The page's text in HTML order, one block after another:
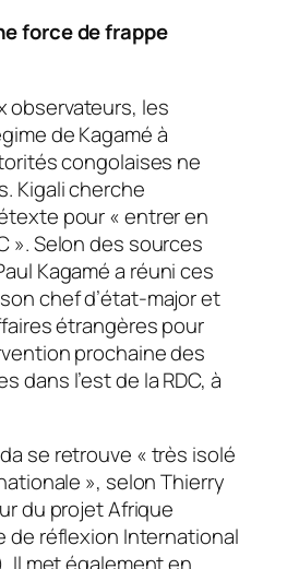
force de frappe
observateurs, les
de Kagamé à
congolaises ne
Kigali cherche
pour « entrer en
». Selon des sources
Kagamé a réuni ces
chef d’état-major et
étrangères pour
prochaine des
dans l’est de la RDC, à
se retrouve « très isolé
», selon Thierry
du projet Afrique
de réflexion International